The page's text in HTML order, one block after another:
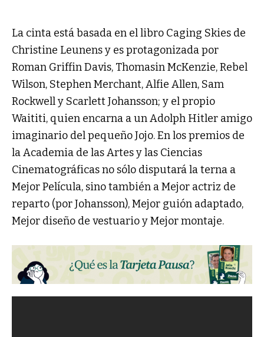
La cinta está basada en el libro Caging Skies de
Christine Leunens y es protagonizada por
Roman Griffin Davis, Thomasin McKenzie, Rebel
Wilson, Stephen Merchant, Alfie Allen, Sam
Rockwell y Scarlett Johansson; y el propio
Waititi, quien encarna a un Adolph Hitler amigo
imaginario del pequeño Jojo. En los premios de
la Academia de las Artes y las Ciencias
Cinematográficas no sólo disputará la terna a
Mejor Película, sino también a Mejor actriz de
reparto (por Johansson), Mejor guión adaptado,
Mejor diseño de vestuario y Mejor montaje.